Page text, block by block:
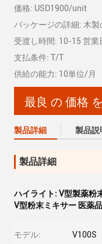
価格: USD1900/unit
パッケージの詳細: 木製
受渡し時間: 10-15 営業
支払条件: T/T
供給の能力: 10単位/月
最良 の 価格
製品詳細 製品説
製品詳細
ハイライト: V型製薬粉
V型粉末ミキサー 医薬品
モデル: V100S